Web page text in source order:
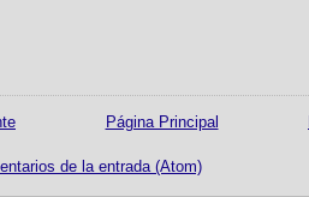
Página Principal
de la entrada (Atom)